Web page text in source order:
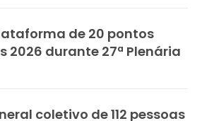
de 20 pontos
2026 durante 27ª Plenária
coletivo de 112 pessoas